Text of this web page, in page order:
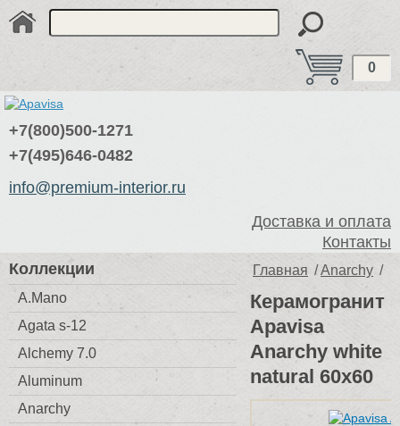
0
+7(800)500-1271
+7(495)646-0482
info@premium-interior.ru
Доставка и оплата
Контакты
Коллекции
A.Mano
Agata s-12
Alchemy 7.0
Aluminum
Anarchy
Главная /Anarchy /
Керамогранит
Apavisa
Anarchy white
natural 60x60